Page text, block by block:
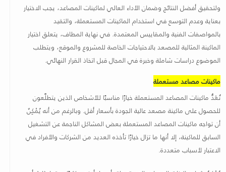
ولتحقيق أفضل النتائج وضمان الأداء العالي لماكينات المصاعد، يجب الاختيار
بعناية وعدم التوسع في استخدام الماكينات المستعملة، والتقيد
بالمواصفات الفنية والمقاييس المعتمدة. في نهاية المطاف، يتعلق اختيار
الماكينة المثالية للمصعد بالاحتياجات الخاصة للمشروع والموقع، ويتطلب
الموضوع دراسات شاملة وخبرة في المجال قبل اتخاذ القرار النهائي.
ماكينات مصاعد مستعملة
تُعَدُّ ماكينات المصاعد المستعملة خيارًا مناسبًا للأشخاص الذين يتطلَّعون
للحصول على ماكينة مصعد عالية الجودة بأسعار أقل. وبالرغم من أنه يُمْكِنُ
أن تواجه ماكينات المصاعد المستعملة بعض المشاكل الناجمة عن التشغيل
السابق للماكينة، إلا أنها ما تزال خيارًا تأخذه العديد من الشركات والأفراد في
الاعتبار لأسباب متعددة.